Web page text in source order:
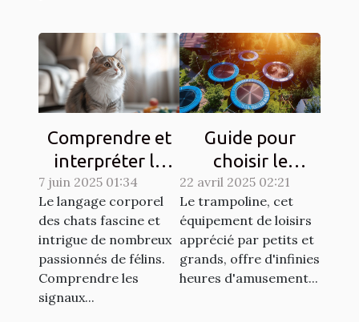
Comprendre et
interpréter le
langage corporel
des chats
7 juin 2025 01:34
Le langage corporel
des chats fascine et
intrigue de nombreux
passionnés de félins.
Comprendre les
signaux...
Guide pour
choisir le
trampoline idéal
selon l'espace
disponible
22 avril 2025 02:21
Le trampoline, cet
équipement de loisirs
apprécié par petits et
grands, offre d'infinies
heures d'amusement...